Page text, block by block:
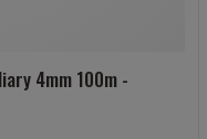
4mm 100m -